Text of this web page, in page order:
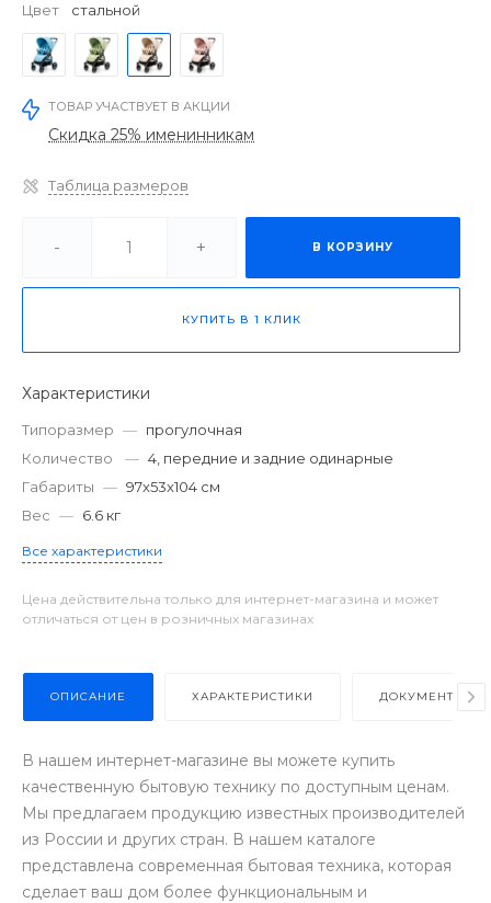
Цвет стальной
ТОВАР УЧАСТВУЕТ В АКЦИИ
Скидка 25% именинникам
Таблица размеров
- + В КОРЗИНУ
КУПИТЬ В 1 КЛИК
Характеристики
Типоразмер — прогулочная
Количество
— 4, передние и задние одинарные
Габариты — 97x53x104 см
Вес — 6.6 кг
Все характеристики
Цена действительна только для интернет-магазина и может
отличаться от цен в розничных магазинах
ОПИСАНИЕ ХАРАКТЕРИСТИКИ ДОКУМЕНТЫ
В нашем интернет-магазине вы можете купить
качественную бытовую технику по доступным ценам.
Мы предлагаем продукцию известных производителей
из России и других стран. В нашем каталоге
представлена современная бытовая техника, которая
сделает ваш дом более функциональным и